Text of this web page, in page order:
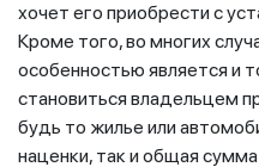
хочет его приобрести с
Кроме того, во многих
особенностью является и
становиться владельцем
будь то жилье или
наценки, так и общая